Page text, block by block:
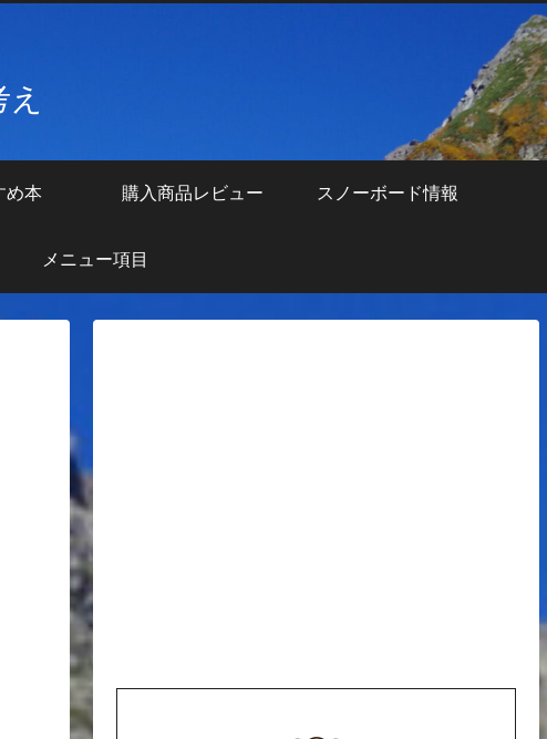
え
め本 購入商品レビュー スノーボード情報
メニュー項目